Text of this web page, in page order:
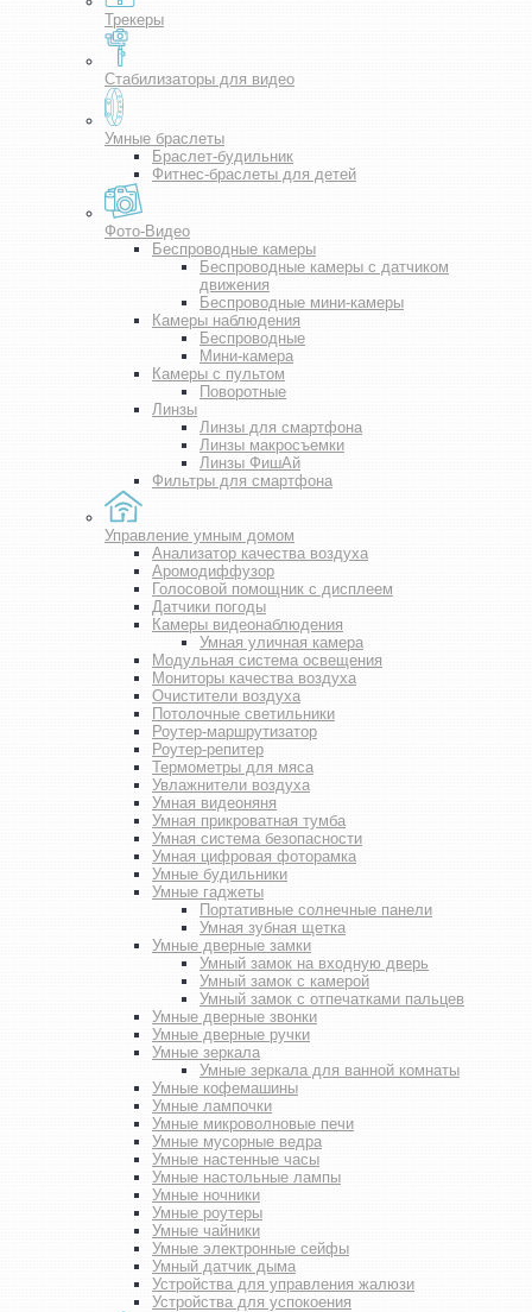
Трекеры
Стабилизаторы для видео
Умные браслеты
Браслет-будильник
Фитнес-браслеты для детей
Фото-Видео
Беспроводные камеры
Беспроводные камеры с датчиком
движения
Беспроводные мини-камеры
Камеры наблюдения
Беспроводные
Мини-камера
Камеры с пультом
Поворотные
Линзы
Линзы для смартфона
Линзы макросъемки
Линзы ФишАй
Фильтры для смартфона
Управление умным домом
Анализатор качества воздуха
Аромодиффузор
Голосовой помощник с дисплеем
Датчики погоды
Камеры видеонаблюдения
Умная уличная камера
Модульная система освещения
Мониторы качества воздуха
Очистители воздуха
Потолочные светильники
Роутер-маршрутизатор
Роутер-репитер
Термометры для мяса
Увлажнители воздуха
Умная видеоняня
Умная прикроватная тумба
Умная система безопасности
Умная цифровая фоторамка
Умные будильники
Умные гаджеты
Портативные солнечные панели
Умная зубная щетка
Умные дверные замки
Умный замок на входную дверь
Умный замок с камерой
Умный замок с отпечатками пальцев
Умные дверные звонки
Умные дверные ручки
Умные зеркала
Умные зеркала для ванной комнаты
Умные кофемашины
Умные лампочки
Умные микроволновые печи
Умные мусорные ведра
Умные настенные часы
Умные настольные лампы
Умные ночники
Умные роутеры
Умные чайники
Умные электронные сейфы
Умный датчик дыма
Устройства для управления жалюзи
Устройства для успокоения